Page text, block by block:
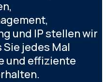
und IP stellen wir
jedes Mal
und effiziente